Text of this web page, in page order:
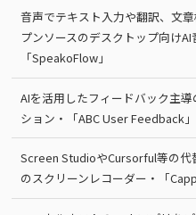
音声でテキスト入力や翻訳、文
プンソースのデスクトップ向けAI
「SpeakoFlow」
AIを活用したフィードバック主
ション・「ABC User Feedback」
Screen StudioやCursorful等の代
のスクリーンレコーダー・「